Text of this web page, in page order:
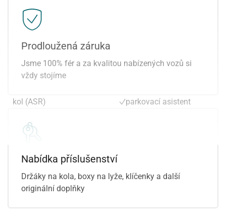
palubní počítač
parkovací kamera
parkovací senzory přední
plní 'EURO VI'
posilovač řízení
kol (ASR)
repro
značek
parkovací asistent
Prodloužená záruka
Jsme 100% fér a za kvalitou nabízených vozů si
vždy stojíme
Nabídka příslušenství
Držáky na kola, boxy na lyže, klíčenky a další
originální doplňky